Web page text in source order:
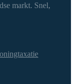
markt. Snel,